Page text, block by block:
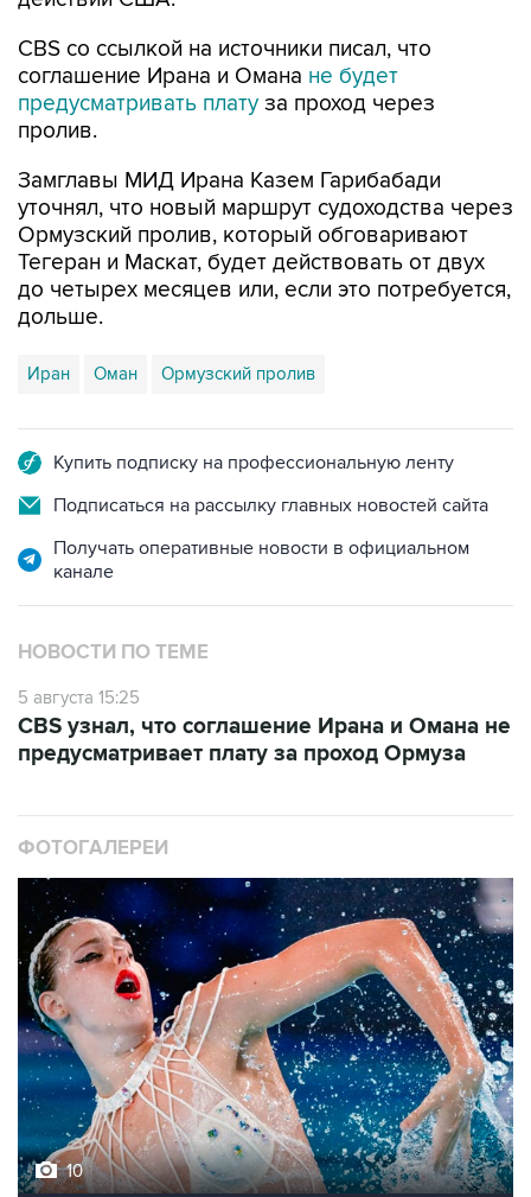
CBS со ссылкой на источники писал, что
соглашение Ирана и Омана не будет
предусматривать плату за проход через
пролив.
Замглавы МИД Ирана Казем Гарибабади
уточнял, что новый маршрут судоходства через
Ормузский пролив, который обговаривают
Тегеран и Маскат, будет действовать от двух
до четырех месяцев или, если это потребуется,
дольше.
Иран Оман Ормузский пролив
Купить подписку на профессиональную ленту
Подписаться на рассылку главных новостей сайта
Получать оперативные новости в официальном
канале
НОВОСТИ ПО ТЕМЕ
5 августа 15:25
CBS узнал, что соглашение Ирана и Омана не
предусматривает плату за проход Ормуза
ФОТОГАЛЕРЕИ
10